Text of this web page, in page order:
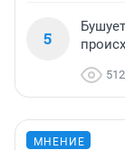
5
512
МНЕНИЕ